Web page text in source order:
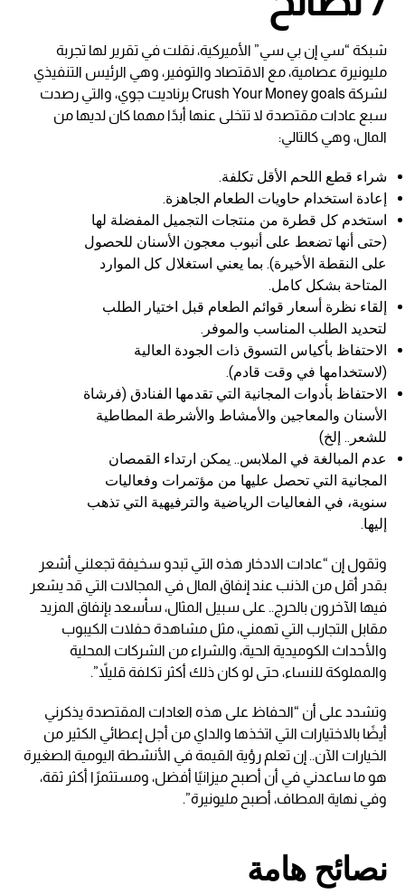
شبكة “سي إن بي سي” الأميركية، نقلت في تقرير لها تجربة
مليونيرة عصامية، مع الاقتصاد والتوفير، وهي الرئيس التنفيذي
لشركة Crush Your Money goals برناديت جوي، والتي رصدت
سبع عادات مقتصدة لا تتخلى عنها أبدًا مهما كان لديها من
المال، وهي كالتالي:
شراء قطع اللحم الأقل تكلفة.
إعادة استخدام حاويات الطعام الجاهزة.
استخدم كل قطرة من منتجات التجميل المفضلة لها
(حتى أنها تضعط على أنبوب معجون الأسنان للحصول
على النقطة الأخيرة). بما يعني استغلال كل الموارد
المتاحة بشكل كامل.
إلقاء نظرة أسعار قوائم الطعام قبل اختيار الطلب
لتحديد الطلب المناسب والموفر.
الاحتفاظ بأكياس التسوق ذات الجودة العالية
(لاستخدامها في وقت قادم).
الاحتفاظ بأدوات المجانية التي تقدمها الفنادق (فرشاة
الأسنان والمعاجين والأمشاط والأشرطة المطاطية
للشعر.. إلخ)
عدم المبالغة في الملابس.. يمكن ارتداء القمصان
المجانية التي تحصل عليها من مؤتمرات وفعاليات
سنوية، في الفعاليات الرياضية والترفيهية التي تذهب
إليها.
وتقول إن “عادات الادخار هذه التي تبدو سخيفة تجعلني أشعر
بقدر أقل من الذنب عند إنفاق المال في المجالات التي قد يشعر
فيها الآخرون بالحرج.. على سبيل المثال، سأسعد بإنفاق المزيد
مقابل التجارب التي تهمني، مثل مشاهدة حفلات الكيبوب
والأحداث الكوميدية الحية، والشراء من الشركات المحلية
والمملوكة للنساء، حتى لو كان ذلك أكثر تكلفة قليلاً”.
وتشدد على أن “الحفاظ على هذه العادات المقتصدة يذكرني
أيضًا بالاختيارات التي اتخذها والداي من أجل إعطائي الكثير من
الخيارات الآن.. إن تعلم رؤية القيمة في الأنشطة اليومية الصغيرة
هو ما ساعدني في أن أصبح ميزانيًا أفضل، ومستثمرًا أكثر ثقة،
وفي نهاية المطاف، أصبح مليونيرة”.
نصائح هامة